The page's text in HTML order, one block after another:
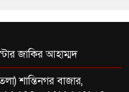
জাকির আহাম্মদ
শান্তিনগর বাজার,